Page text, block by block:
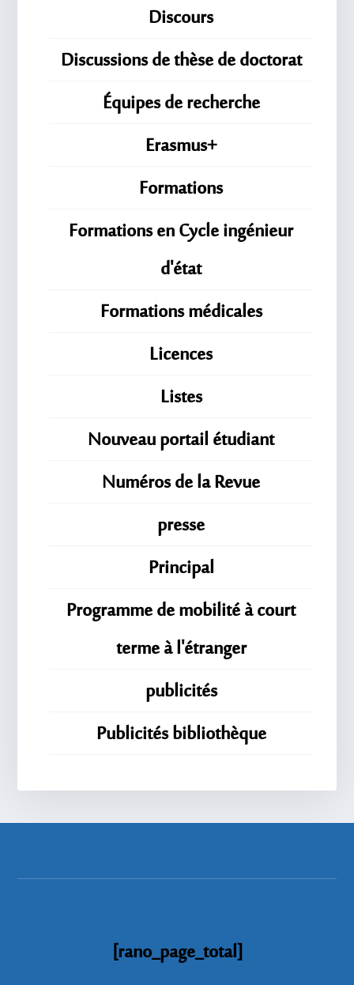
Discours
Discussions de thèse de doctorat
Équipes de recherche
Erasmus+
Formations
Formations en Cycle ingénieur
d'état
Formations médicales
Licences
Listes
Nouveau portail étudiant
Numéros de la Revue
presse
Principal
Programme de mobilité à court
terme à l'étranger
publicités
Publicités bibliothèque
[rano_page_total]